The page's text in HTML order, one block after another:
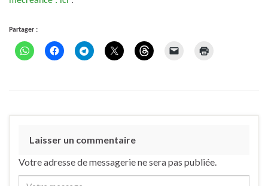
Partager :
Laisser un commentaire
Votre adresse de messagerie ne sera pas publiée.